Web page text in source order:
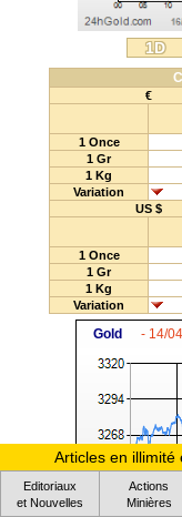
1D
€
1 Once
1 Gr
1 Kg
Variation
US $
1 Once
1 Gr
1 Kg
Variation
Gold - 14/
Articles en illimité
Editoriaux
et Nouvelles
Actions
Minières